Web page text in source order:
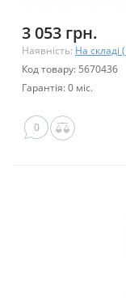
3 053 грн.
Наявність: На складі
Код товару: 5670436
Гарантія: 0 міс.
0